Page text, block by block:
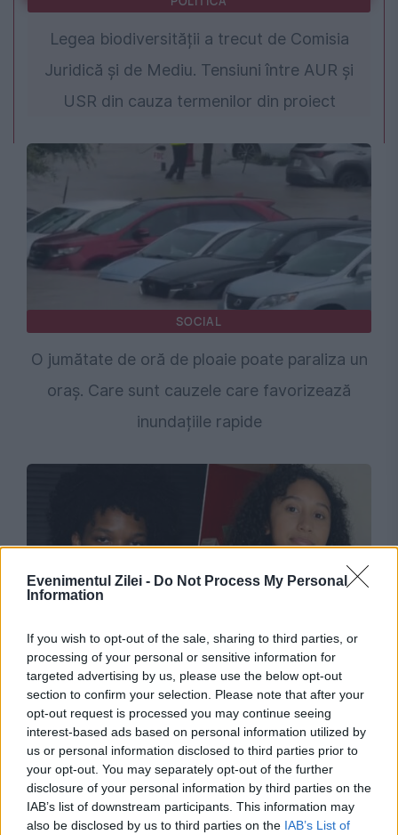
Evenimentul Zilei - Do Not Process My Personal
Information
If you wish to opt-out of the sale, sharing to third parties, or
processing of your personal or sensitive information for
targeted advertising by us, please use the below opt-out
section to confirm your selection. Please note that after your
opt-out request is processed you may continue seeing
interest-based ads based on personal information utilized by
us or personal information disclosed to third parties prior to
your opt-out. You may separately opt-out of the further
disclosure of your personal information by third parties on the
IAB’s list of downstream participants. This information may
also be disclosed by us to third parties on the IAB’s List of
Legea biodiversității a trecut de Comisia
Juridică și de Mediu. Tensiuni între AUR și
USR din cauza termenilor din proiect
SOCIAL
O jumătate de oră de ploaie poate paraliza un
oraș. Care sunt cauzele care favorizează
inundațiile rapide
JUSTITIE
D4vd va fi judecat pentru uciderea unei
adolescente de 14 ani. Judecătorul a decis că
există suficiente probe pentru continuarea
procesului